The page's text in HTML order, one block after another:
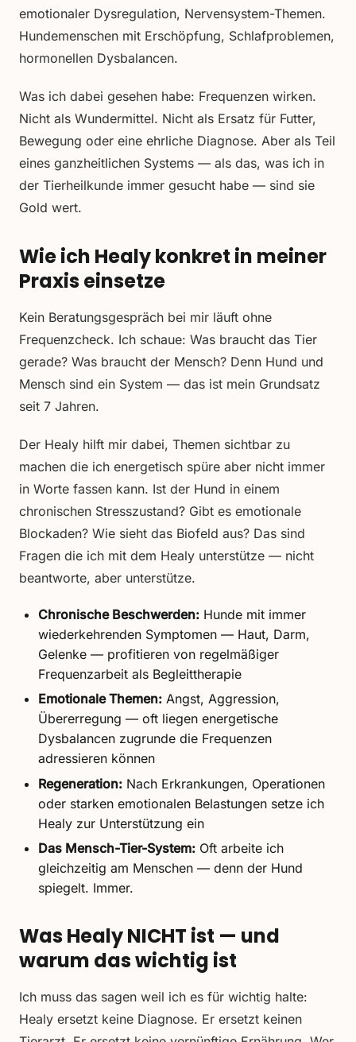
emotionaler Dysregulation, Nervensystem-Themen.
Hundemenschen mit Erschöpfung, Schlafproblemen,
hormonellen Dysbalancen.
Was ich dabei gesehen habe: Frequenzen wirken.
Nicht als Wundermittel. Nicht als Ersatz für Futter,
Bewegung oder eine ehrliche Diagnose. Aber als Teil
eines ganzheitlichen Systems — als das, was ich in
der Tierheilkunde immer gesucht habe — sind sie
Gold wert.
Wie ich Healy konkret in meiner
Praxis einsetze
Kein Beratungsgespräch bei mir läuft ohne
Frequenzcheck. Ich schaue: Was braucht das Tier
gerade? Was braucht der Mensch? Denn Hund und
Mensch sind ein System — das ist mein Grundsatz
seit 7 Jahren.
Der Healy hilft mir dabei, Themen sichtbar zu
machen die ich energetisch spüre aber nicht immer
in Worte fassen kann. Ist der Hund in einem
chronischen Stresszustand? Gibt es emotionale
Blockaden? Wie sieht das Biofeld aus? Das sind
Fragen die ich mit dem Healy unterstütze — nicht
beantworte, aber unterstütze.
Chronische Beschwerden: Hunde mit immer
wiederkehrenden Symptomen — Haut, Darm,
Gelenke — profitieren von regelmäßiger
Frequenzarbeit als Begleittherapie
Emotionale Themen: Angst, Aggression,
Übererregung — oft liegen energetische
Dysbalancen zugrunde die Frequenzen
adressieren können
Regeneration: Nach Erkrankungen, Operationen
oder starken emotionalen Belastungen setze ich
Healy zur Unterstützung ein
Das Mensch-Tier-System: Oft arbeite ich
gleichzeitig am Menschen — denn der Hund
spiegelt. Immer.
Was Healy NICHT ist — und
warum das wichtig ist
Ich muss das sagen weil ich es für wichtig halte:
Healy ersetzt keine Diagnose. Er ersetzt keinen